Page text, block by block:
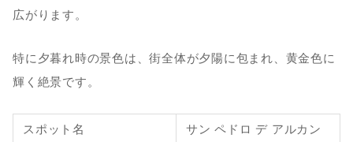
広がります。
特に夕暮れ時の景色は、街全体が夕陽に包まれ、黄金色に
輝く絶景です。
スポット名
サン ペドロ デ アルカン